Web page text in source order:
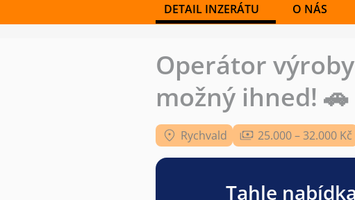
DETAIL INZERÁTU O NÁS
Operátor
možný ihned! 🚗
Rychvald 25.000 – 32.000 Kč
Tahle